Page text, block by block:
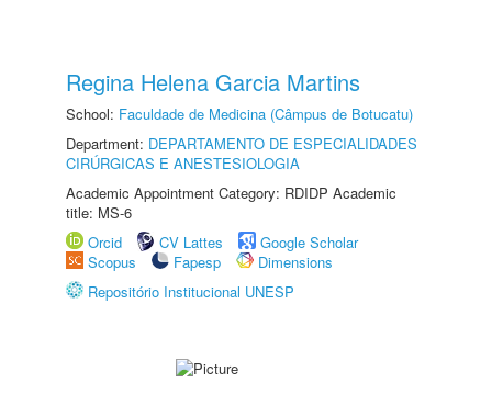
Regina Helena Garcia Martins
School: Faculdade de Medicina (Câmpus de Botucatu)
Department: DEPARTAMENTO DE ESPECIALIDADES
CIRÚRGICAS E ANESTESIOLOGIA
Academic Appointment Category: RDIDP Academic
title: MS-6
Orcid
CV Lattes
Google Scholar
Scopus
Fapesp
Dimensions
Repositório Institucional UNESP